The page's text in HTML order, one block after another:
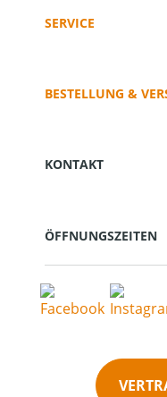
SERVICE
BESTELLUNG &
KONTAKT
ÖFFNUNGSZEITEN